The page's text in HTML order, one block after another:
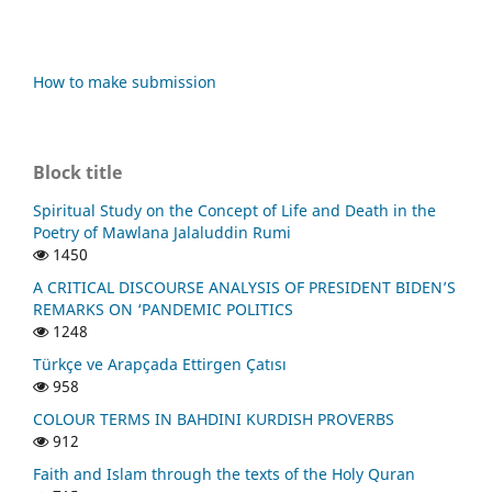
How to make submission
Block title
Spiritual Study on the Concept of Life and Death in the
Poetry of Mawlana Jalaluddin Rumi
1450
A CRITICAL DISCOURSE ANALYSIS OF PRESIDENT BIDEN’S
REMARKS ON ‘PANDEMIC POLITICS
1248
Türkçe ve Arapçada Ettirgen Çatısı
958
COLOUR TERMS IN BAHDINI KURDISH PROVERBS
912
Faith and Islam through the texts of the Holy Quran